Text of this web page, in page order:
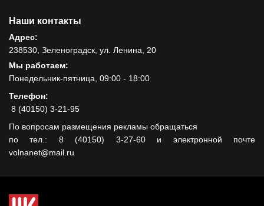
Наши контакты
Адрес:
238530, Зеленоградск, ул. Ленина, 20
Мы работаем:
Понедельник-пятница, 09:00 - 18:00
Телефон:
8 (40150) 3-21-95
По вопросам размещения рекламы обращаться
по тел.: 8 (40150) 3-27-60 и электронной почте
volnanet@mail.ru